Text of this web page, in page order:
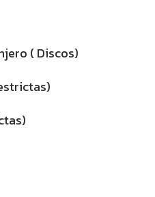
( Discos)